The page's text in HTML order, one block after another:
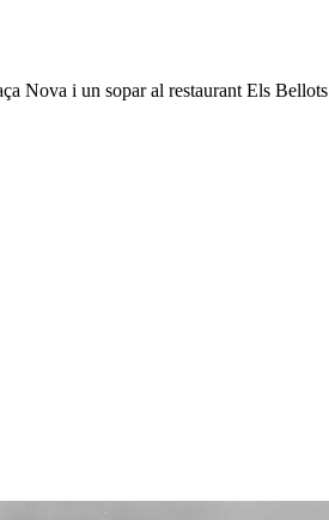
Nova i un sopar al restaurant Els Bellots